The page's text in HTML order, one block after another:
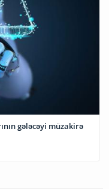
gələcəyi müzakirə